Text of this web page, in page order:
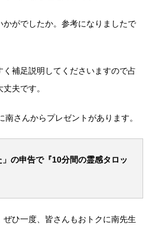
がでしたか。参考になりましたで
補足説明してくださいますので占
夫です。
さんからプレゼントがあります。
の申告で『10分間の霊感タロッ
ひ一度、皆さんもおトクに南先生